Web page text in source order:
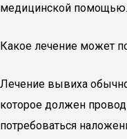
медицинской помощью.
Какое лечение может
Лечение вывиха
которое должен
потребоваться